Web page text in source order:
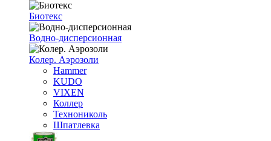
Биотекс
Водно-дисперсионная
Колер. Аэрозоли
Hammer
KUDO
VIXEN
Коллер
Технониколь
Шпатлевка